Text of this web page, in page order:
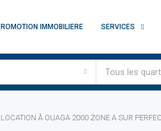
IMMOBILIERE SERVICES
Tous les
À OUAGA 2000 ZONE A SUR